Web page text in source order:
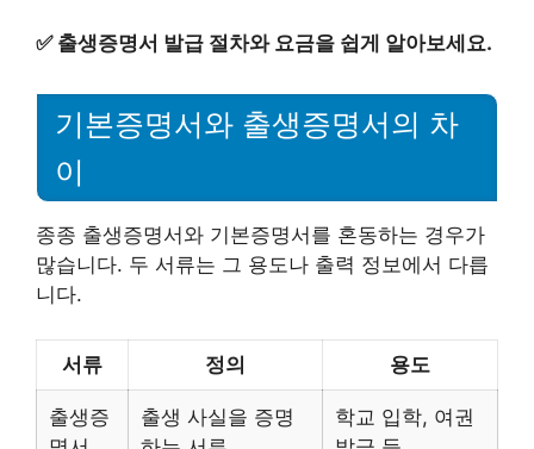
✅ 출생증명서 발급 절차와 요금을 쉽게 알아보세요.
기본증명서와 출생증명서의 차
이
종종 출생증명서와 기본증명서를 혼동하는 경우가
많습니다. 두 서류는 그 용도나 출력 정보에서 다릅
니다.
서류 정의 용도
출생증
출생 사실을 증명
학교 입학, 여권